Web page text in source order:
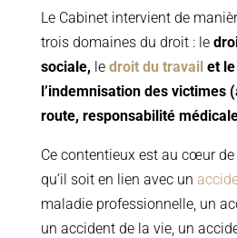
Le Cabinet intervient de
trois domaines du droit : le
sociale, le droit du travailet le
l’indemnisation des victimes
route, responsabilité
Ce contentieux est au cœur de
qu’il soit en lien avec un
maladie professionnelle, un
un accident de la vie, un